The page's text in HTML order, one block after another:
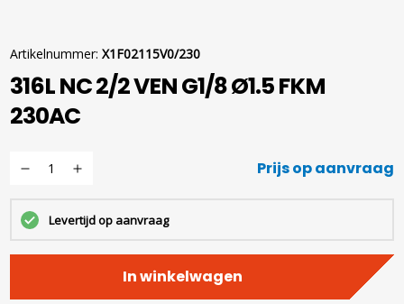
Artikelnummer: X1F02115V0/230
316L NC 2/2 VEN G1/8 Ø1.5 FKM
230AC
Prijs op aanvraag
Levertijd op aanvraag
In winkelwagen